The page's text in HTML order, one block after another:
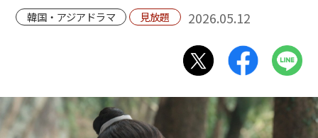
韓国・アジアドラマ 見放題 2026.05.12